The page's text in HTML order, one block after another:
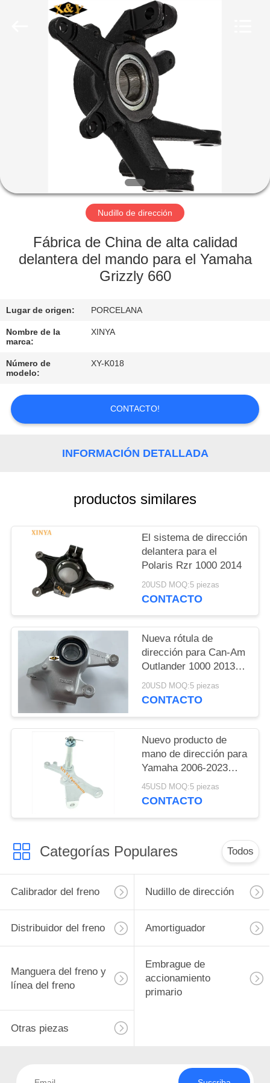
PRODUCTOS
VIAJE
FÁBRICA
DE
CALIDAD
CONTÁCTENOS
PIDA
UNA
SITIO
PRIVACY
POLICY
Nudillo de dirección
Fábrica de China de alta calidad
delantera del mando para el Yamaha
Grizzly 660
Lugar de origen: PORCELANA
Nombre de la
marca:
XINYA
Número de
modelo:
XY-K018
CONTACTO!
INFORMACIÓN DETALLADA
productos similares
El sistema de dirección
delantera para el
Polaris Rzr 1000 2014
20USD MOQ:5 piezas
CONTACTO
Nueva rótula de
dirección para Can-Am
Outlander 1000 2013-
2018
20USD MOQ:5 piezas
CONTACTO
Nuevo producto de
mano de dirección para
Yamaha 2006-2023
RAPTOR 700
45USD MOQ:5 piezas
CONTACTO
Categorías Populares Todos
Calibrador del freno Nudillo de dirección
Distribuidor del freno Amortiguador
Manguera del freno y
línea del freno
Embrague de
accionamiento
primario
Otras piezas